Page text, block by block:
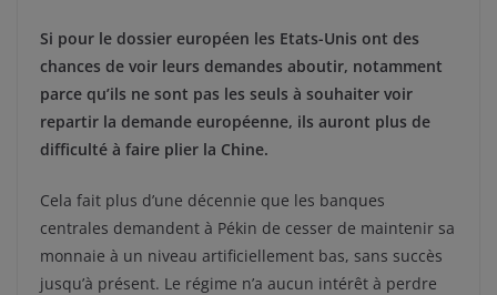
Si pour le dossier européen les Etats-Unis ont des
chances de voir leurs demandes aboutir, notamment
parce qu’ils ne sont pas les seuls à souhaiter voir
repartir la demande européenne, ils auront plus de
difficulté à faire plier la Chine.
Cela fait plus d’une décennie que les banques
centrales demandent à Pékin de cesser de maintenir sa
monnaie à un niveau artificiellement bas, sans succès
jusqu’à présent. Le régime n’a aucun intérêt à perdre